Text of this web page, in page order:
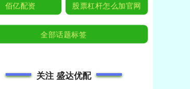
佰亿配资 股票杠杆怎么加官网
全部话题标签
关注 盛达优配